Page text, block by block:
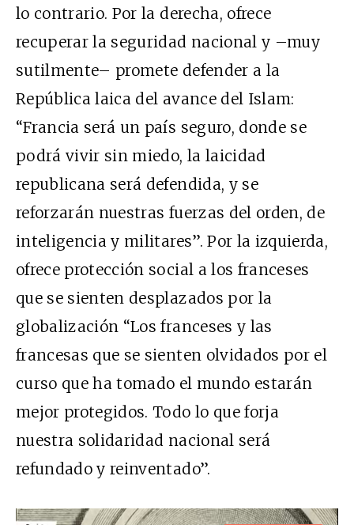
lo contrario. Por la derecha, ofrece
recuperar la seguridad nacional y –muy
sutilmente– promete defender a la
República laica del avance del Islam:
“Francia será un país seguro, donde se
podrá vivir sin miedo, la laicidad
republicana será defendida, y se
reforzarán nuestras fuerzas del orden, de
inteligencia y militares”. Por la izquierda,
ofrece protección social a los franceses
que se sienten desplazados por la
globalización “Los franceses y las
francesas que se sienten olvidados por el
curso que ha tomado el mundo estarán
mejor protegidos. Todo lo que forja
nuestra solidaridad nacional será
refundado y reinventado”.